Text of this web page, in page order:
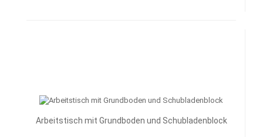
Arbeitstisch mit Grundboden und Schubladenblock